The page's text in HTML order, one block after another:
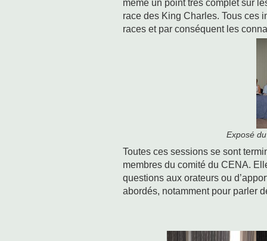
même un point très complet sur
race des King Charles. Tous ces
races et par conséquent les
Exposé
Toutes ces sessions se sont
membres du comité du CENA.
questions aux orateurs ou
abordés, notamment pour parler